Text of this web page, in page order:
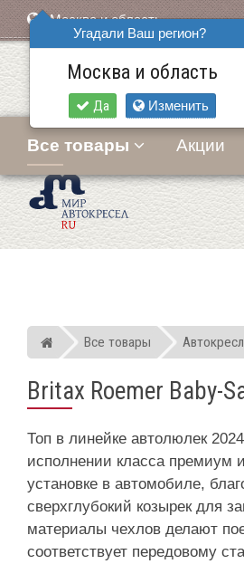
Москва и область
Угадали Ваш регион?
Москва и область
Да Изменить
Все товары Акции
Мир детских автокресел
Все товары
Britax Roemer Baby-
Топ в линейке автолюлек
исполнении класса премиум
установке в автомобиле,
сверхглубокий козырек для
материалы чехлов делают
соответствует передовому